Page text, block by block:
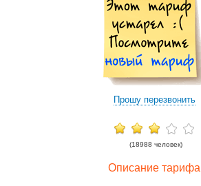
Прошу перезвонить
(18988 человек)
Описание тарифа